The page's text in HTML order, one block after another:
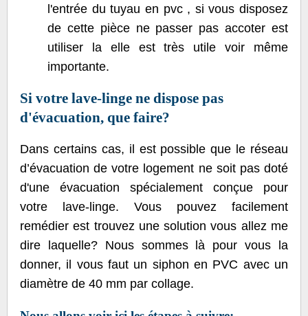
l'entrée du tuyau en pvc , si vous disposez
de cette pièce ne passer pas accoter est
utiliser la elle est très utile voir même
importante.
Si votre lave-linge ne dispose pas
d'évacuation, que faire?
Dans certains cas, il est possible que le réseau
d’évacuation de votre logement ne soit pas doté
d'une évacuation spécialement conçue pour
votre lave-linge. Vous pouvez facilement
remédier est trouvez une solution vous allez me
dire laquelle? Nous sommes là pour vous la
donner, il vous faut un siphon en PVC avec un
diamètre de 40 mm par collage.